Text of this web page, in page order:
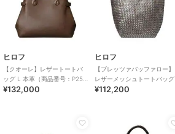
ヒロフ
【クオーレ】レザートートバ
ッグ L 本革（商品番号：P25-
35443）
¥132,000
ヒロフ
【ブレッツァバッファロー】
レザーメッシュトートバッグ
M 本革 ステッチ メタリック
¥112,200